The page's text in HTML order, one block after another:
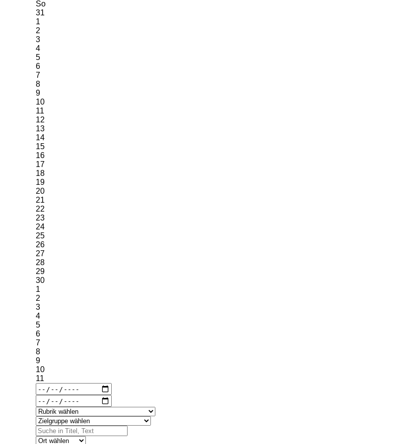
So
31
1
2
3
4
5
6
7
8
9
10
11
12
13
14
15
16
17
18
19
20
21
22
23
24
25
26
27
28
29
30
1
2
3
4
5
6
7
8
9
10
11